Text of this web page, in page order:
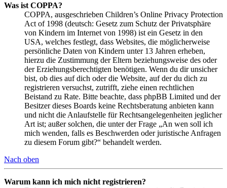
Was ist COPPA?
COPPA, ausgeschrieben Children’s Online Privacy Protection
Act of 1998 (deutsch: Gesetz zum Schutz der Privatsphäre
von Kindern im Internet von 1998) ist ein Gesetz in den
USA, welches festlegt, dass Websites, die möglicherweise
persönliche Daten von Kindern unter 13 Jahren erheben,
hierzu die Zustimmung der Eltern beziehungsweise des oder
der Erziehungsberechtigten benötigen. Wenn du dir unsicher
bist, ob dies auf dich oder die Website, auf der du dich zu
registrieren versuchst, zutrifft, ziehe einen rechtlichen
Beistand zu Rate. Bitte beachte, dass phpBB Limited und der
Besitzer dieses Boards keine Rechtsberatung anbieten kann
und nicht die Anlaufstelle für Rechtsangelegenheiten jeglicher
Art ist; außer solchen, die unter der Frage „An wen soll ich
mich wenden, falls es Beschwerden oder juristische Anfragen
zu diesem Forum gibt?“ behandelt werden.
Nach oben
Warum kann ich mich nicht registrieren?